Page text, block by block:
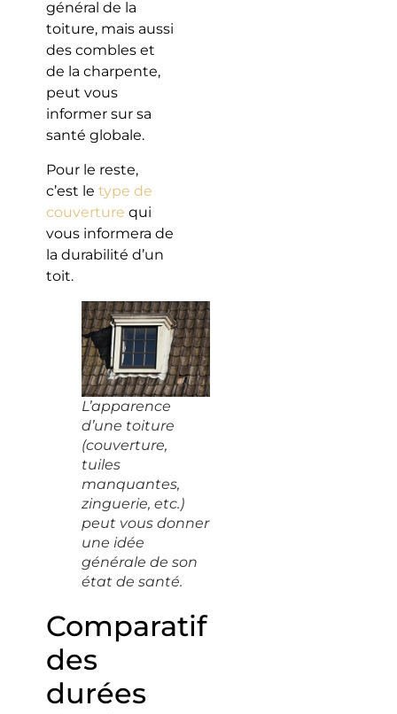
général de la
toiture, mais aussi
des combles et
de la charpente,
peut vous
informer sur sa
santé globale.
Pour le reste,
c’est le type de
couverture qui
vous informera de
la durabilité d’un
toit.
L’apparence
d’une toiture
(couverture,
tuiles
manquantes,
zinguerie, etc.)
peut vous donner
une idée
générale de son
état de santé.
Comparatif
des
durées